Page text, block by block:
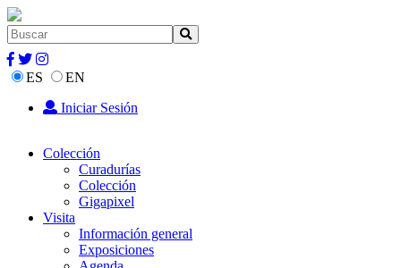
ES
EN
Iniciar Sesión
Colección
Curadurías
Colección
Gigapixel
Visita
Información general
Exposiciones